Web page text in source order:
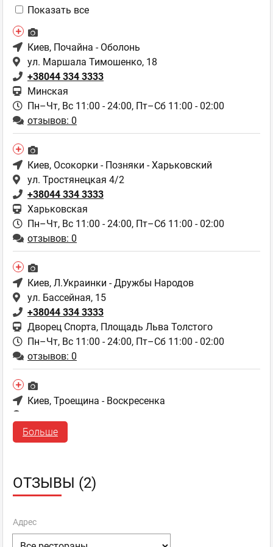
Показать все
Киев, Почайна - Оболонь
ул. Маршала Тимошенко, 18
+38044 334 3333
Минская
Пн–Чт, Вс 11:00 - 24:00, Пт–Сб 11:00 - 02:00
отзывов: 0
Киев, Осокорки - Позняки - Харьковский
ул. Тростянецкая 4/2
+38044 334 3333
Харьковская
Пн–Чт, Вс 11:00 - 24:00, Пт–Сб 11:00 - 02:00
отзывов: 0
Киев, Л.Украинки - Дружбы Народов
ул. Бассейная, 15
+38044 334 3333
Дворец Спорта, Площадь Льва Толстого
Пн–Чт, Вс 11:00 - 24:00, Пт–Сб 11:00 - 02:00
отзывов: 0
Киев, Троещина - Воскресенка
+38044 334 3333
Пн–Чт, Вс 11:00 - 24:00,
бул. Леси Украинки, 26
+38044 334 3333
Больше
ОТЗЫВЫ (2)
Адрес